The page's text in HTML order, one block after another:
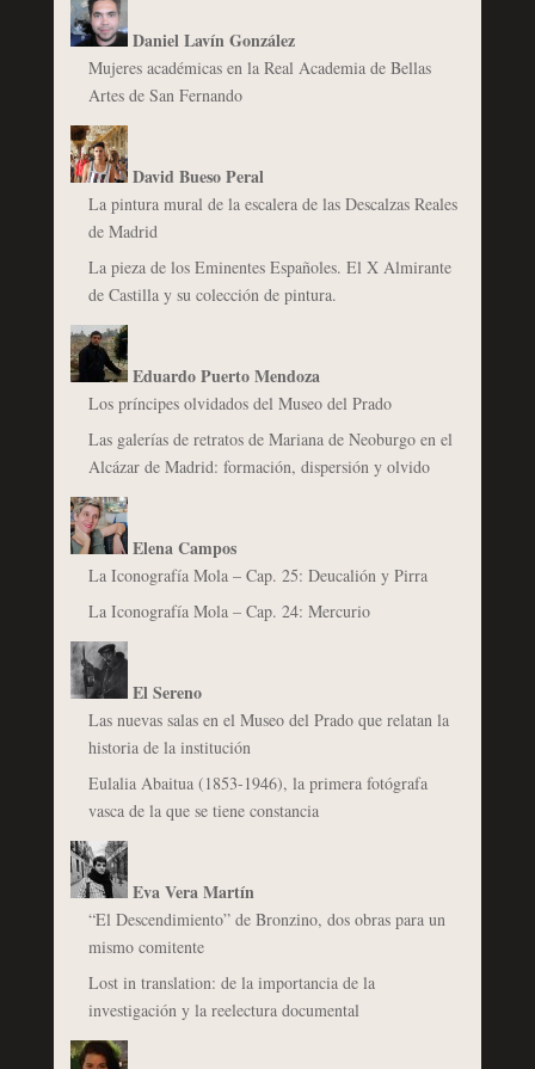
Daniel Lavín González
Mujeres académicas en la Real Academia de Bellas
Artes de San Fernando
David Bueso Peral
La pintura mural de la escalera de las Descalzas Reales
de Madrid
La pieza de los Eminentes Españoles. El X Almirante
de Castilla y su colección de pintura.
Eduardo Puerto Mendoza
Los príncipes olvidados del Museo del Prado
Las galerías de retratos de Mariana de Neoburgo en el
Alcázar de Madrid: formación, dispersión y olvido
Elena Campos
La Iconografía Mola – Cap. 25: Deucalión y Pirra
La Iconografía Mola – Cap. 24: Mercurio
El Sereno
Las nuevas salas en el Museo del Prado que relatan la
historia de la institución
Eulalia Abaitua (1853-1946), la primera fotógrafa
vasca de la que se tiene constancia
Eva Vera Martín
“El Descendimiento” de Bronzino, dos obras para un
mismo comitente
Lost in translation: de la importancia de la
investigación y la reelectura documental